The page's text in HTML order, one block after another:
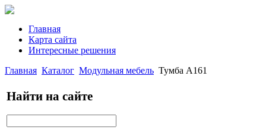
Главная
Карта сайта
Интересные решения
Главная Каталог Модульная мебель Тумба А161
Найти на сайте